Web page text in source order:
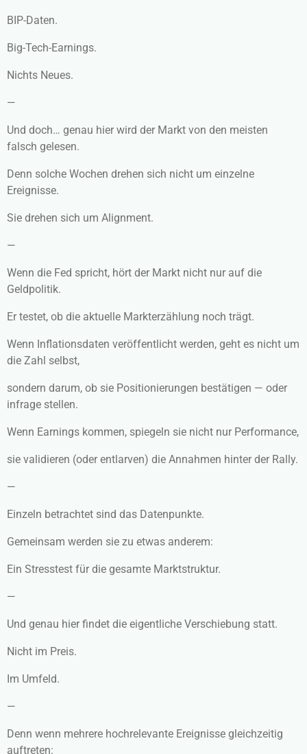
BIP-Daten.
Big-Tech-Earnings.
Nichts Neues.
—
Und doch… genau hier wird der Markt von den meisten
falsch gelesen.
Denn solche Wochen drehen sich nicht um einzelne
Ereignisse.
Sie drehen sich um Alignment.
—
Wenn die Fed spricht, hört der Markt nicht nur auf die
Geldpolitik.
Er testet, ob die aktuelle Markterzählung noch trägt.
Wenn Inflationsdaten veröffentlicht werden, geht es nicht um
die Zahl selbst,
sondern darum, ob sie Positionierungen bestätigen — oder
infrage stellen.
Wenn Earnings kommen, spiegeln sie nicht nur Performance,
sie validieren (oder entlarven) die Annahmen hinter der Rally.
—
Einzeln betrachtet sind das Datenpunkte.
Gemeinsam werden sie zu etwas anderem:
Ein Stresstest für die gesamte Marktstruktur.
—
Und genau hier findet die eigentliche Verschiebung statt.
Nicht im Preis.
Im Umfeld.
—
Denn wenn mehrere hochrelevante Ereignisse gleichzeitig
auftreten: